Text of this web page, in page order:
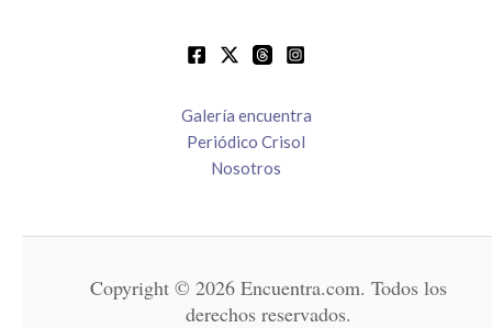
Galería encuentra
Periódico Crisol
Nosotros
Copyright © 2026 Encuentra.com. Todos los
derechos reservados.